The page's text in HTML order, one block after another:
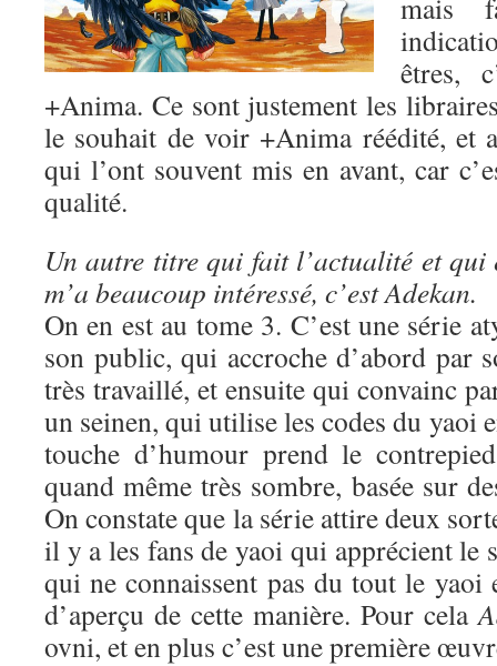
mais
êtres,
+Anima. Ce sont justement les
le souhait de voir +Anima réédité, et
qui l’ont souvent mis en avant, car
qualité.
Un autre titre qui fait l’actualité et
m’a beaucoup intéressé, c’est Adekan.
On en est au tome 3. C’est une série
son public, qui accroche d’abord par
très travaillé, et ensuite qui convainc
un seinen, qui utilise les codes du yaoi
touche d’humour prend le
quand même très sombre, basée sur
On constate que la série attire deux
il y a les fans de yaoi qui apprécient le
qui ne connaissent pas du tout le
d’aperçu de cette manière. Pour cela
ovni, et en plus c’est une première